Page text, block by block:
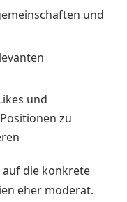
und
und
zu
auf die konkrete
eher moderat.